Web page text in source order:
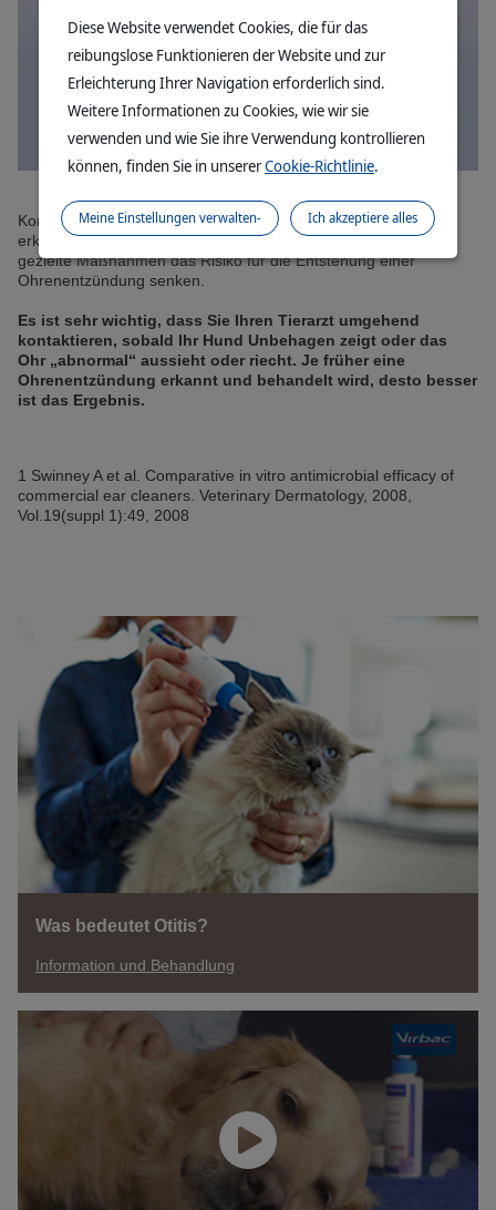
Kontrollieren Sie die Ohren Ihres Hundes
regelmäßig. So
erkennen Sie frühzeitig Veränderungen und können durch
gezielte Maßnahmen das Risiko für die Entstehung einer
Ohrenentzündung senken.
Es ist sehr wichtig, dass Sie Ihren Tierarzt umgehend
kontaktieren, sobald Ihr Hund Unbehagen zeigt oder das
Ohr „abnormal“ aussieht oder riecht. Je früher eine
Ohrenentzündung erkannt und behandelt wird, desto besser
ist das Ergebnis.
1 Swinney A et al. Comparative in vitro antimicrobial efficacy of
commercial ear cleaners. Veterinary Dermatology, 2008,
Vol.19(suppl 1):49, 2008
Was bedeutet Otitis?
Information und Behandlung
Diese Website verwendet Cookies, die für das
reibungslose Funktionieren der Website und zur
Erleichterung Ihrer Navigation erforderlich sind.
Weitere Informationen zu Cookies, wie wir sie
verwenden und wie Sie ihre Verwendung kontrollieren
können, finden Sie in unsererCookie-Richtlinie.
Ich akzeptiere alles
Meine Einstellungen verwalten-